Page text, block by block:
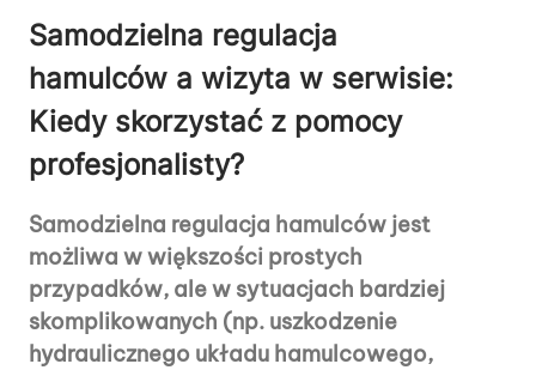
Samodzielna regulacja
hamulców a wizyta w serwisie:
Kiedy skorzystać z pomocy
profesjonalisty?
Samodzielna regulacja hamulców jest
możliwa w większości prostych
przypadków, ale w sytuacjach bardziej
skomplikowanych (np. uszkodzenie
hydraulicznego układu hamulcowego,